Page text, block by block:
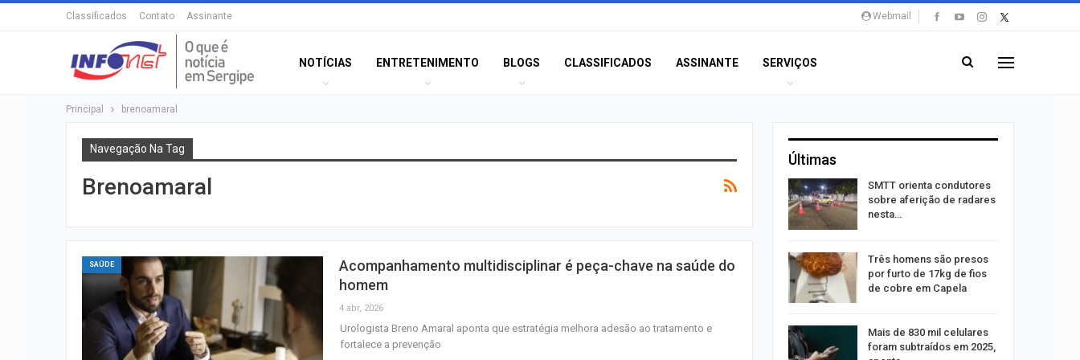
Webmail
Classificados Contato Assinante
NOTÍCIAS ENTRETENIMENTO BLOGS CLASSIFICADOS ASSINANTE SERVIÇOS
Principal brenoamaral
Navegação Na Tag
Brenoamaral
SAÚDE
Acompanhamento multidisciplinar é peça-chave na saúde do
homem
4 abr, 2026
Urologista Breno Amaral aponta que estratégia melhora adesão ao tratamento e
fortalece a prevenção
Últimas
Moradores protestam por
Bairro América recebe
décima edição do projeto
Pinguim-de-magalhães é
SMTT orienta condutores
sobre aferição de radares
nesta…
Três homens são presos
por furto de 17kg de fios
de cobre em Capela
Mais de 830 mil celulares
foram subtraídos em 2025,